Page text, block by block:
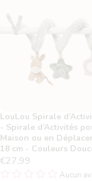
la Maison ou en
- 18 cm - Couleurs
LouLou Spirale
- Spirale d’Activités
Maison ou en
18 cm - Couleurs
€27,99
Aucun